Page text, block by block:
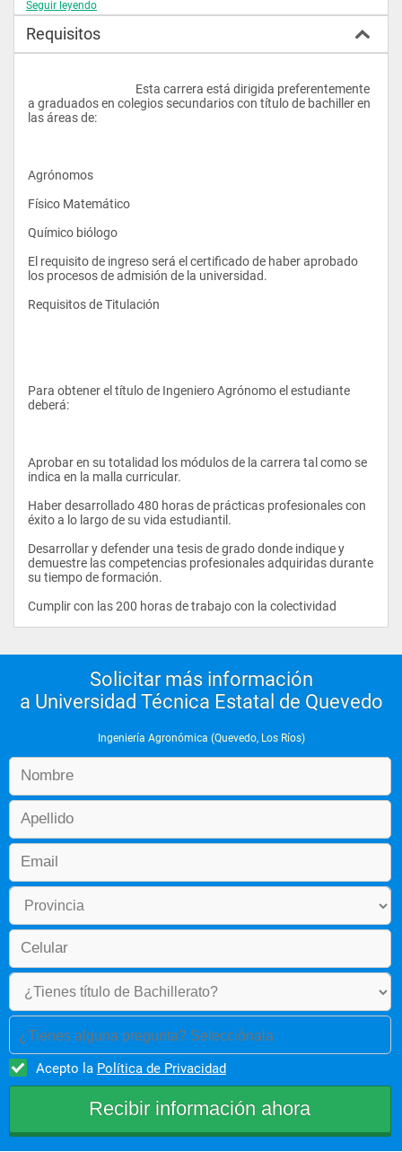
para asimilar y transferir el conocimiento a los sectores
Formar profesionales competentes y emprendedores, con
valores éticos, capaces de identificar, planificar, ejecutar
competitividad, conservando los recursos naturales, para
contribuir a solucionar los problemas socioeconómicos del
sector agropecuario.
CE.1 Resolver problemas agrícolas a partir del empleo de
CE.2 Identificar las labores agrícolas de las diferentes familias
de hortalizas con la finalidad de obtener productos de mejor
calidad.
CE.3 Optimizar el potencial agrícola teniendo en cuenta el
comportamiento de las plantas y del medio ecológico.
CE.4 Monitorear la incidencia de plagas teniendo en cuenta el
tipo de cultivo y suelo donde se desarrolla con el propósito de
disminuir las  pérdidas en los niveles de producción.
CE.5 aplicar técnicas de manejo sostenible y sustentable en la
permita acceder a una certificación de mercado internacional.
CE.6 Aplicar nuevas alternativas y tecnologías de producción
que remplacen los cultivos tradicionales y permitan mejorar
las condiciones del agro.
CE.7 Desarrollar procesos de investigación para la búsqueda
de materiales resistentes a enfermedades, y lograr una
adecuada gestión empresarial que permita preservar la
seguridad alimentaria.
CE.8 Elaborar proyectos
De producción agropecuaria orientados a mejorar el nivel de
vida del sector agrícola.
CE.9 Diversificar  la oferta de productos exportables,
implementar sistemas de transferencia de tecnología y aplicar
mecanismos de comercialización que permitan obtener un
mayor beneficio de la actividad agrícola y mejorar los sistemas
de vida de los productos agrícolas.
CE.10 Desarrollar habilidades investigativas que permitan
resolver problemas que se presentan en el campo profesional
del Ingeniero Agrónomo.
Campo Ocupacional
Los Ingenieros Agrónomos están capacitados para
desempeñarse eficientemente en entidades estatales y
Seguir leyendo
Requisitos
a graduados en colegios secundarios con título de bachiller en
las áreas de:
Agrónomos
Físico Matemático
Químico biólogo
El requisito de ingreso será el certificado de haber aprobado
los procesos de admisión de la universidad.
Requisitos de Titulación
Para obtener el título de Ingeniero Agrónomo el estudiante
deberá:
Aprobar en su totalidad los módulos de la carrera tal como se
indica en la malla curricular.
Haber desarrollado 480 horas de prácticas profesionales con
éxito a lo largo de su vida estudiantil.
Desarrollar y defender una tesis de grado donde indique y
demuestre las competencias profesionales adquiridas durante
su tiempo de formación.
Solicitar más información
a Universidad Técnica Estatal de Quevedo
Ingeniería Agronómica (Quevedo, Los Ríos)
¿Tienes alguna pregunta? Selecciónala
Acepto la Política de Privacidad